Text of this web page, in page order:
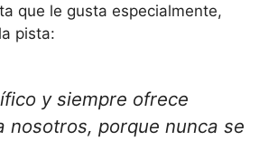
que le gusta especialmente,
pista:
y siempre ofrece
nosotros, porque nunca se